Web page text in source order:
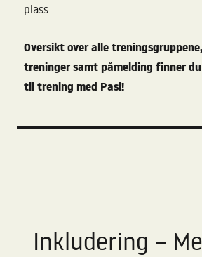
plass.
Oversikt over alle
treninger samt påmelding finner du
til trening med Pasi!
Inkludering –